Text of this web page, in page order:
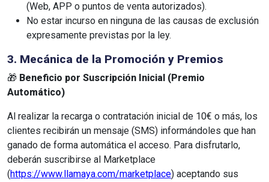
(Web, APP o puntos de venta autorizados).
No estar incurso en ninguna de las causas de exclusión
expresamente previstas por la ley.
3. Mecánica de la Promoción y Premios
🎁 Beneficio por Suscripción Inicial (Premio
Automático)
Al realizar la recarga o contratación inicial de 10€ o más, los
clientes recibirán un mensaje (SMS) informándoles que han
ganado de forma automática el acceso. Para disfrutarlo,
deberán suscribirse al Marketplace
(https://www.llamaya.com/marketplace) aceptando sus